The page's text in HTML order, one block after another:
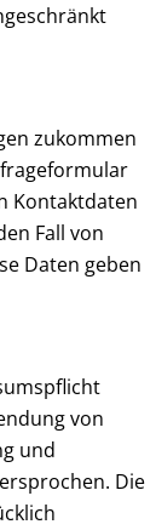
zukommen
Kontaktdaten
Fall von
Daten geben
von
und
Die